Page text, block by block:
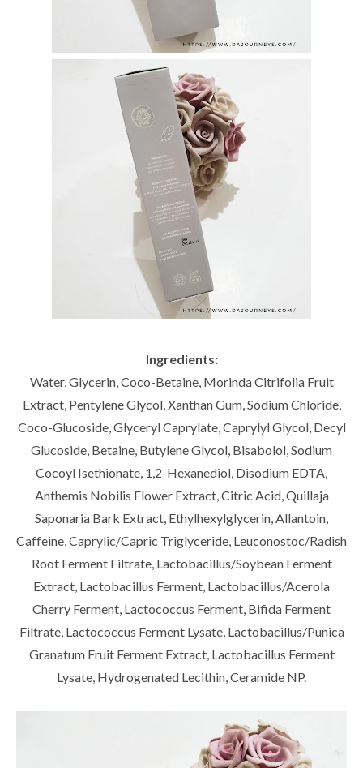
Ingredients:
Water, Glycerin, Coco-Betaine, Morinda Citrifolia Fruit
Extract, Pentylene Glycol, Xanthan Gum, Sodium Chloride,
Coco-Glucoside, Glyceryl Caprylate, Caprylyl Glycol, Decyl
Glucoside, Betaine, Butylene Glycol, Bisabolol, Sodium
Cocoyl Isethionate, 1,2-Hexanediol, Disodium EDTA,
Anthemis Nobilis Flower Extract, Citric Acid, Quillaja
Saponaria Bark Extract, Ethylhexylglycerin, Allantoin,
Caffeine, Caprylic/Capric Triglyceride, Leuconostoc/Radish
Root Ferment Filtrate, Lactobacillus/Soybean Ferment
Extract, Lactobacillus Ferment, Lactobacillus/Acerola
Cherry Ferment, Lactococcus Ferment, Bifida Ferment
Filtrate, Lactococcus Ferment Lysate, Lactobacillus/Punica
Granatum Fruit Ferment Extract, Lactobacillus Ferment
Lysate, Hydrogenated Lecithin, Ceramide NP.